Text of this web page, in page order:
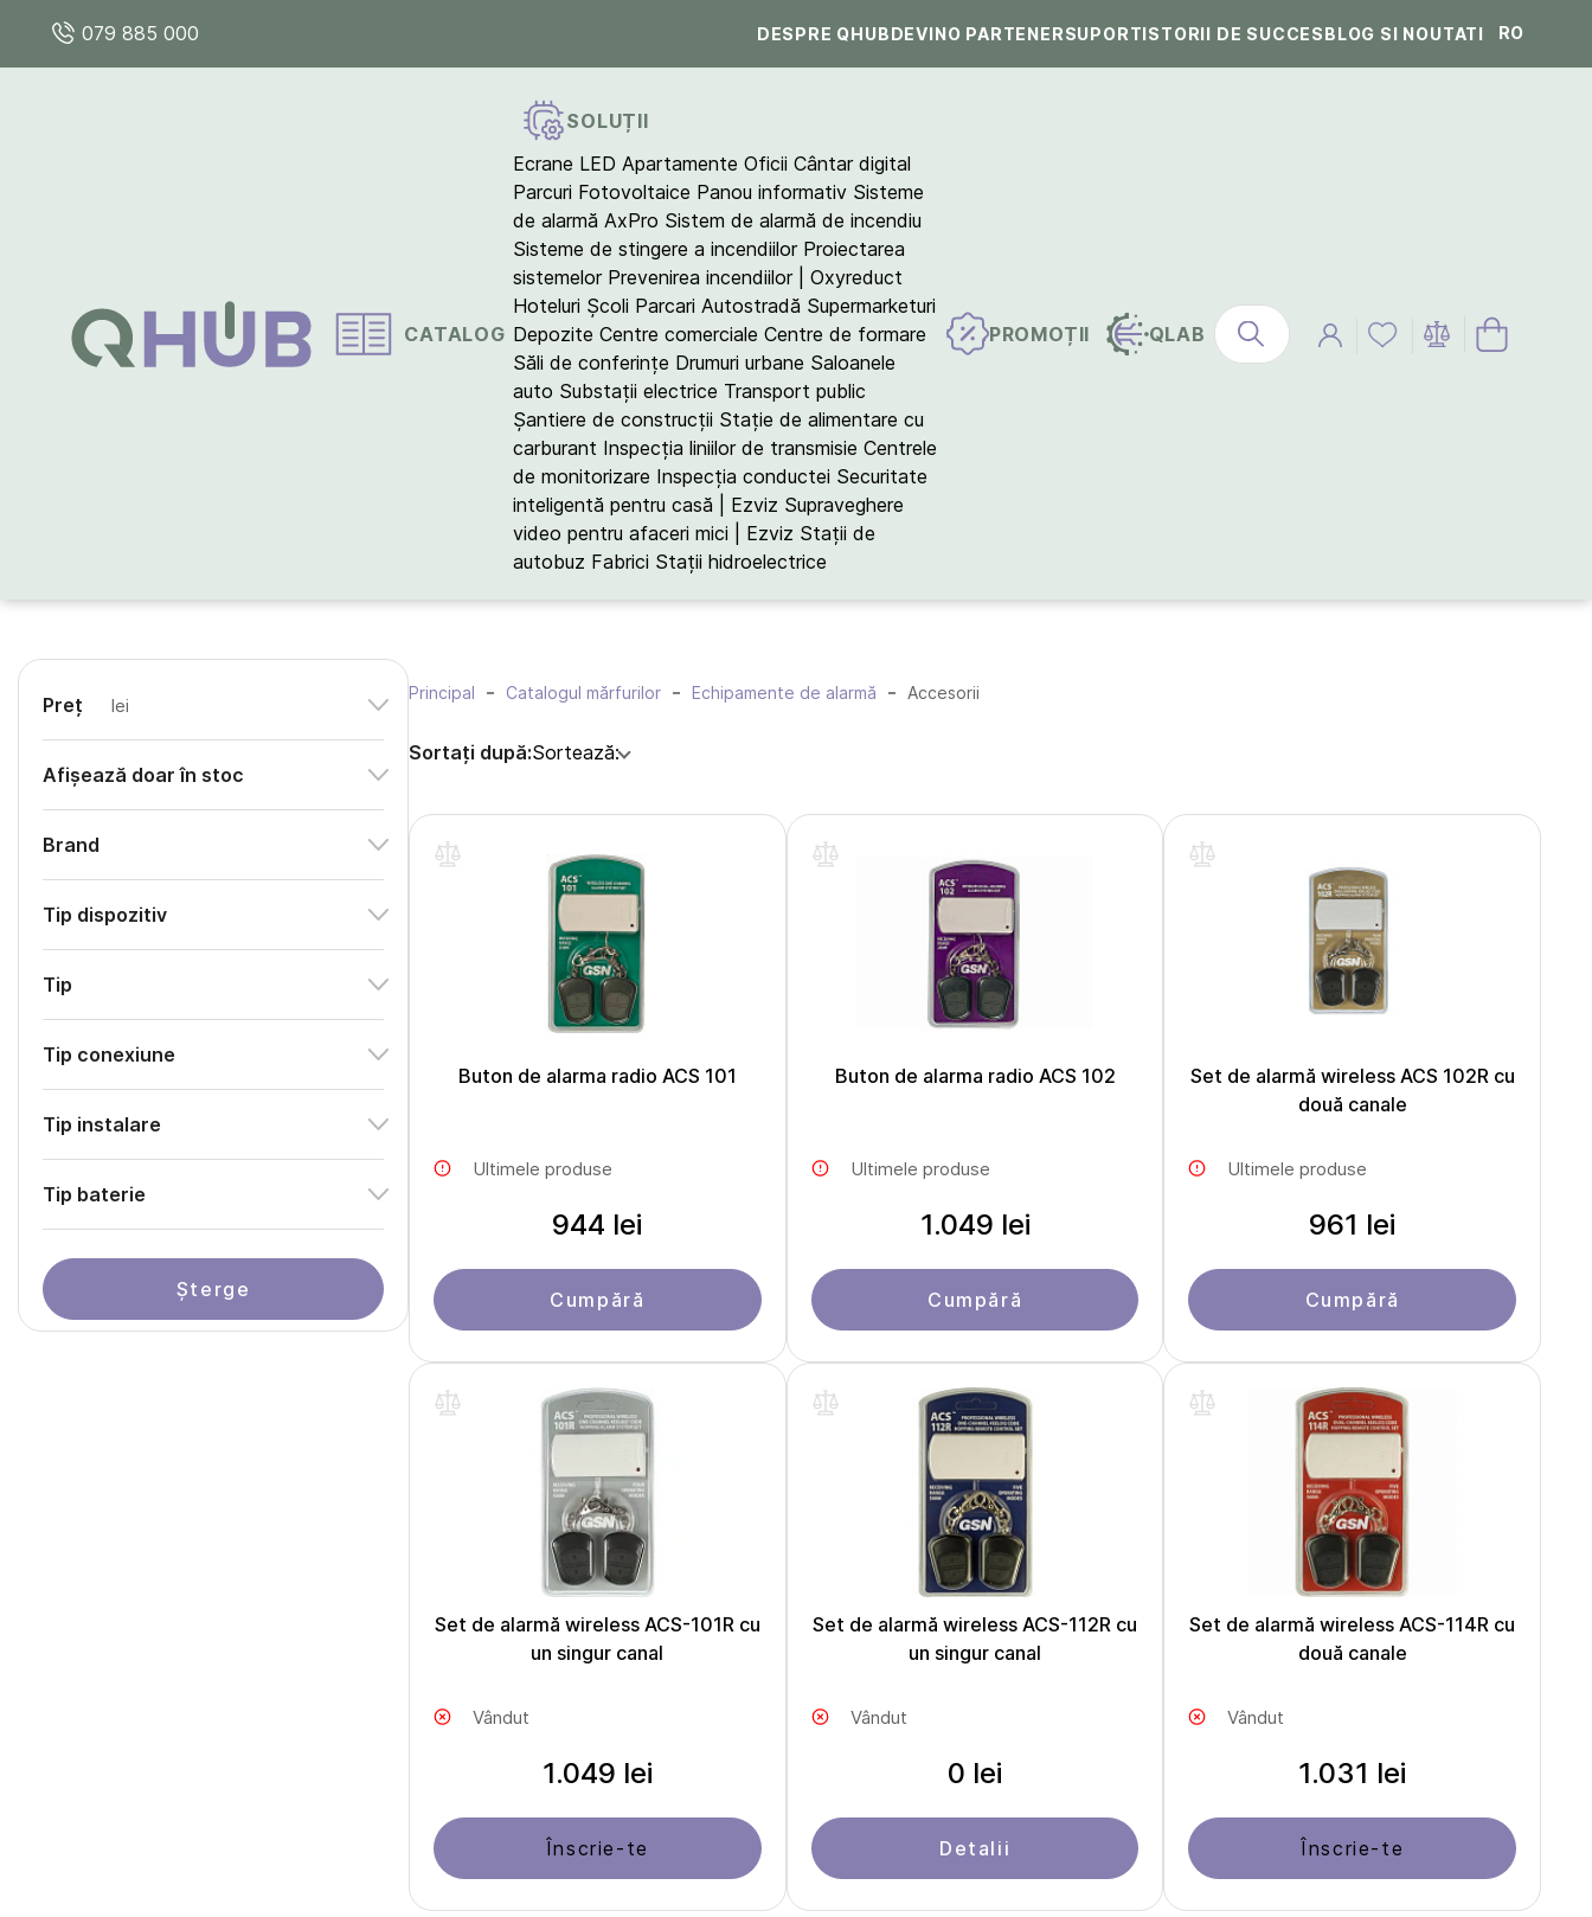
079 885 000 DESPRE QHUBDEVINO PARTENERSUPORTISTORII DE SUCCESBLOG SI NOUTATI RO
CATALOG
SOLUȚII
Ecrane LED Apartamente Oficii Cântar digital
Parcuri Fotovoltaice Panou informativ Sisteme
de alarmă AxPro Sistem de alarmă de incendiu
Sisteme de stingere a incendiilor Proiectarea
sistemelor Prevenirea incendiilor | Oxyreduct
Hoteluri Școli Parcari Autostradă Supermarketuri
Depozite Centre comerciale Centre de formare
Săli de conferințe Drumuri urbane Saloanele
auto Substații electrice Transport public
Șantiere de construcții Stație de alimentare cu
carburant Inspecția liniilor de transmisie Centrele
de monitorizare Inspecția conductei Securitate
inteligentă pentru casă | Ezviz Supraveghere
video pentru afaceri mici | Ezviz Stații de
autobuz Fabrici Stații hidroelectrice
PROMOȚII QLAB
Preț lei
Afișează doar în stoc
Brand
Tip dispozitiv
Tip
Tip conexiune
Tip instalare
Tip baterie
Șterge
Principal Catalogul mărfurilor Echipamente de alarmă Accesorii
Sortați după:Sortează:
Buton de alarma radio ACS 101
Ultimele produse
944 lei
Cumpără
Buton de alarma radio ACS 102
Ultimele produse
1.049 lei
Cumpără
Set de alarmă wireless ACS 102R cu
două canale
Ultimele produse
961 lei
Cumpără
Set de alarmă wireless ACS-101R cu
un singur canal
Vândut
1.049 lei
Înscrie-te
Set de alarmă wireless ACS-112R cu
un singur canal
Vândut
0 lei
Detalii
Set de alarmă wireless ACS-114R cu
două canale
Vândut
1.031 lei
Înscrie-te